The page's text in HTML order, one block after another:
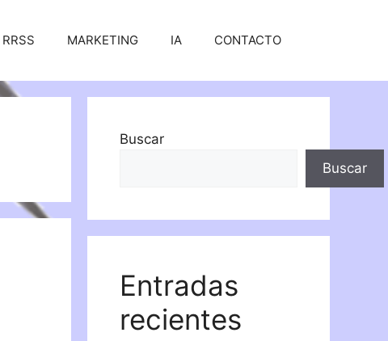
RRSS MARKETING IA CONTACTO
Buscar
Buscar
Entradas
recientes